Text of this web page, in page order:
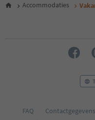
Accommodaties
FAQ Contactgegevens